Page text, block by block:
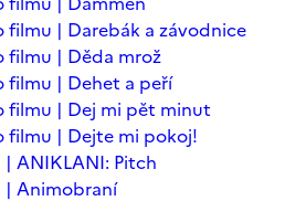
filmu | Darebák a závodnice
filmu | Děda mrož
filmu | Dehet a peří
filmu | Dej mi pět minut
filmu | Dejte mi pokoj!
| ANIKLANI: Pitch
| Animobraní